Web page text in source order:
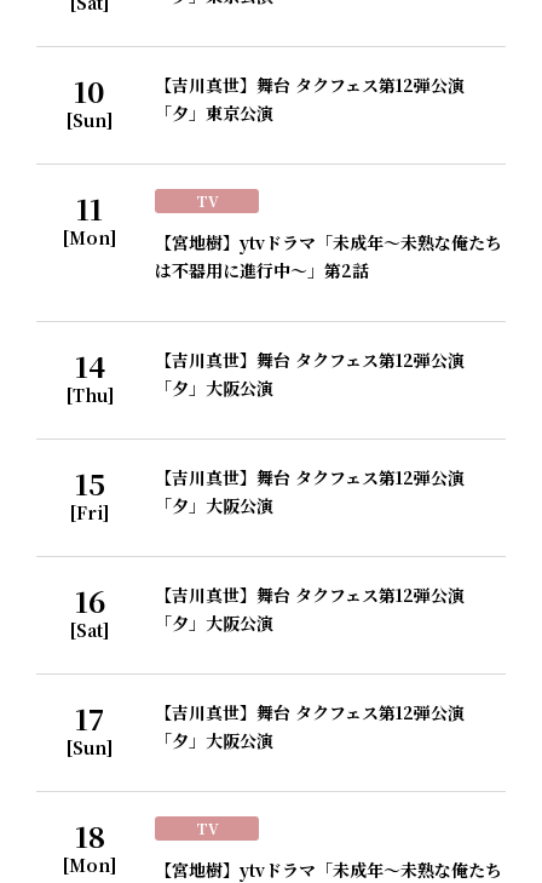
10
[Sun]
【吉川真世】舞台 タクフェス第12弾公演
「夕」東京公演
11
[Mon]
TV
【宮地樹】ytvドラマ「未成年～未熟な俺たち
は不器用に進行中～」第2話
14
[Thu]
【吉川真世】舞台 タクフェス第12弾公演
「夕」大阪公演
15
[Fri]
【吉川真世】舞台 タクフェス第12弾公演
「夕」大阪公演
16
[Sat]
【吉川真世】舞台 タクフェス第12弾公演
「夕」大阪公演
17
[Sun]
【吉川真世】舞台 タクフェス第12弾公演
「夕」大阪公演
18
[Mon]
TV
【宮地樹】ytvドラマ「未成年～未熟な俺たち